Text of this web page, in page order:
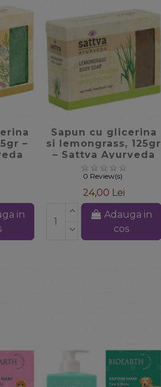
–
in
Sapun cu glicerina
si lemongrass, 125gr
– Sattva Ayurveda
0 Review(s)
24,00 Lei
Adauga in
cos